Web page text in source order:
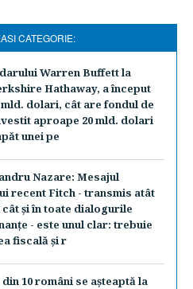
CATEGORIE:
Warren Buffett la
Hathaway, a început
dolari, cât are fondul de
aproape 20 mld. dolari
unei pe
Nazare: Mesajul
recent Fitch - transmis atât
şi în toate dialogurile
- este unul clar: trebuie
fiscală şi r
10 români se aşteaptă la